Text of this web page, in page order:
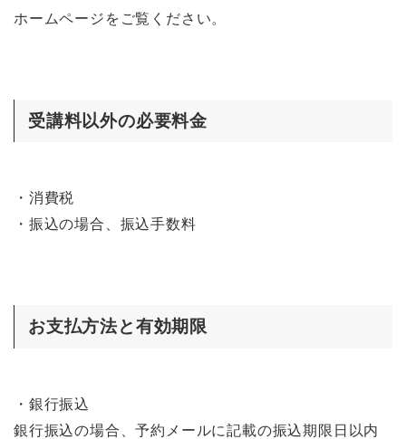
ホームページをご覧ください。
受講料以外の必要料金
・消費税
・振込の場合、振込手数料
お支払方法と有効期限
・銀行振込
銀行振込の場合、予約メールに記載の振込期限日以内